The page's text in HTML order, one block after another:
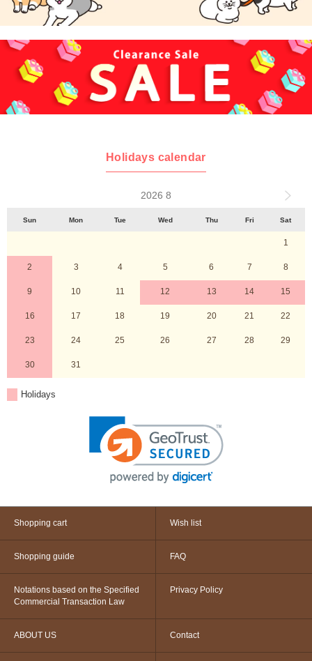
Holidays calendar
2026 8
Sun Mon Tue Wed Thu Fri Sat
1
2 3 4 5 6 7 8
9 10 11 12 13 14 15
16 17 18 19 20 21 22
23 24 25 26 27 28 29
30 31
Holidays
Shopping cart Wish list
Shopping guide FAQ
Notations based on the Specified
Commercial Transaction Law
Privacy Policy
ABOUT US Contact